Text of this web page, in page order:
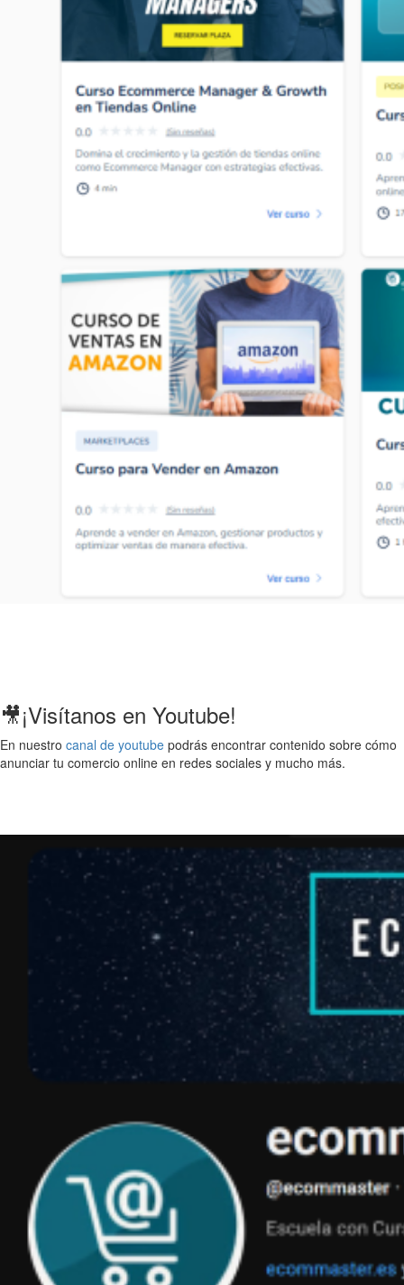
🎥¡Visítanos en Youtube!
En nuestro canal de youtube podrás encontrar contenido sobre cómo
anunciar tu comercio online en redes sociales y mucho más.